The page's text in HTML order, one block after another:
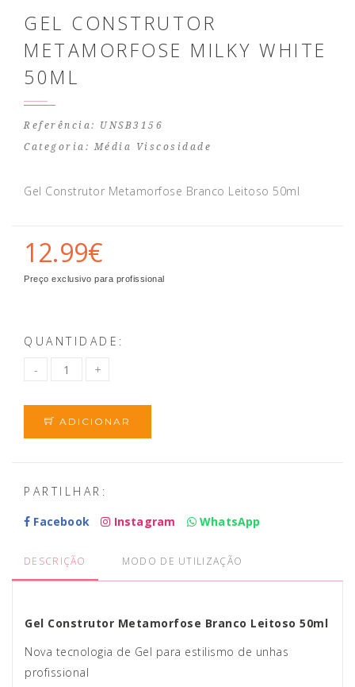
GEL CONSTRUTOR
METAMORFOSE MILKY WHITE
50ML
Referência: UNSB3156
Categoria: Média Viscosidade
Gel Construtor Metamorfose Branco Leitoso 50ml
12.99€
Preço exclusivo para profissional
QUANTIDADE:
ADICIONAR
PARTILHAR:
Facebook
Instagram WhatsApp
DESCRIÇÃO MODO DE UTILIZAÇÃO
Gel Construtor Metamorfose Branco Leitoso 50ml
Nova tecnologia de Gel para estilismo de unhas
profissional